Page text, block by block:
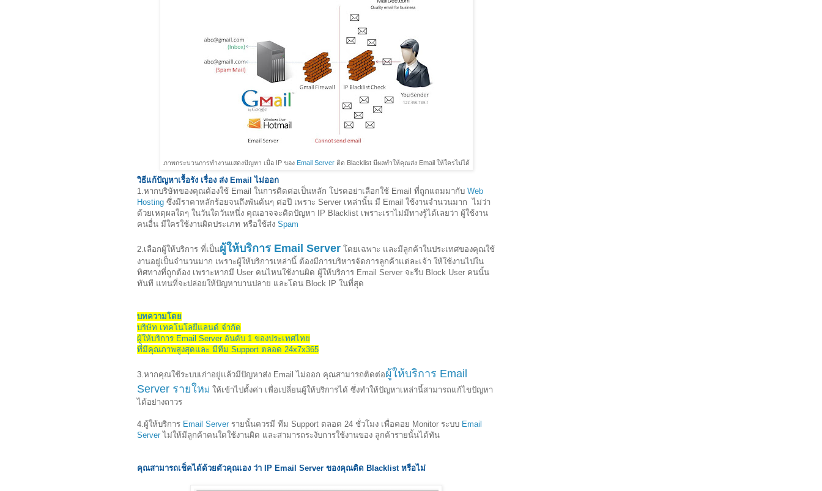
ภาพกระบวนการทำงานแสดงปัญหา เมื่อ IP ของ Email Serverติด Blacklist มีผลทำให้คุณส่ง Email ให้ใครไม่ได้
วิธีแก้ปัญหาเรื้อรัง เรื่อง ส่ง Email ไม่ออก
1.หากบริษัทของคุณต้องใช้ Email ในการติดต่อเป็นหลัก โปรดอย่าเลือกใช้ Email ที่ถูกแถมมากับ Web
Hosting ซึ่งมีราคาหลักร้อยจนถึงพันต้นๆ ต่อปี เพราะ Server เหล่านั้น มี Email ใช้งานจำนวนมาก ไม่ว่า
ด้วยเหตุผลใดๆ ในวันใดวันหนึ่ง คุณอาจจะติดปัญหา IP Blacklist เพราะเราไม่มีทางรู้ได้เลยว่า ผู้ใช้งาน
คนอื่น มีใครใช้งานผิดประเภท หรือใช้ส่ง Spam
2.เลือกผู้ให้บริการ ที่เป็นผู้ให้บริการ Email Server โดยเฉพาะ และมีลูกค้าในประเทศของคุณใช้
งานอยู่เป็นจำนวนมาก เพราะผู้ให้บริการเหล่านี้ ต้องมีการบริหารจัดการลูกค้าแต่ละเจ้า ให้ใช้งานไปใน
ทิศทางที่ถูกต้อง เพราะหากมี User คนไหนใช้งานผิด ผู้ให้บริการ Email Server จะรีบ Block User คนนั้น
ทันที แทนที่จะปล่อยให้ปัญหาบานปลาย และโดน Block IP ในที่สุด
บทความโดย
บริษัท เทคโนโลยีแลนด์ จำกัด
ผู้ให้บริการ Email Server อันดับ 1 ของประเทศไทย
ที่มีคุณภาพสูงสุดและ มีทีม Support ตลอด 24x7x365
3.หากคุณใช้ระบบเก่าอยู่แล้วมีปัญหาส่ง Email ไม่ออก คุณสามารถติดต่อผู้ให้บริการ Email
Server รายใหม่ ให้เข้าไปตั้งค่า เพื่อเปลี่ยนผู้ให้บริการได้ ซึ่งทำให้ปัญหาเหล่านี้สามารถแก้ไขปัญหา
ได้อย่างถาวร
4.ผู้ให้บริการ Email Server รายนั้นควรมี ทีม Support ตลอด 24 ชั่วโมง เพื่อคอย Monitor ระบบ Email
Server ไม่ให้มีลูกค้าคนใดใช้งานผิด และสามารถระงับการใช้งานของ ลูกค้ารายนั้นได้ทัน
คุณสามารถเช็คได้ด้วยตัวคุณเอง ว่า IP Email Server ของคุณติด Blacklist หรือไม่